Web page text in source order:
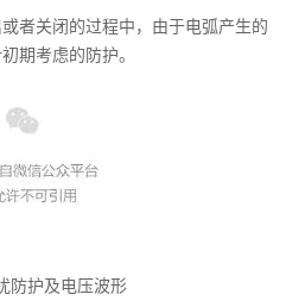
者关闭的过程中，由于电弧产生的
期考虑的防护。
防护及电压波形